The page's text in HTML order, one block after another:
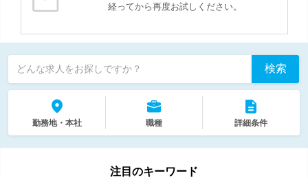
経ってから再度お試しください。
どんな求人をお探しですか？ 検索
勤務地・本社 職種 詳細条件
注目のキーワード